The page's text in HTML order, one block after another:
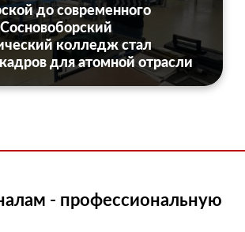
до современного
колледж стал
для атомной отрасли
- профессиональную